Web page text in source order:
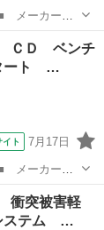
： Ｇ ナ
枚数： 5D ■
ＣＤ ベンチ
ート …
イト 7月17日
プレミア
マートキ
衝突被害軽
ステム …